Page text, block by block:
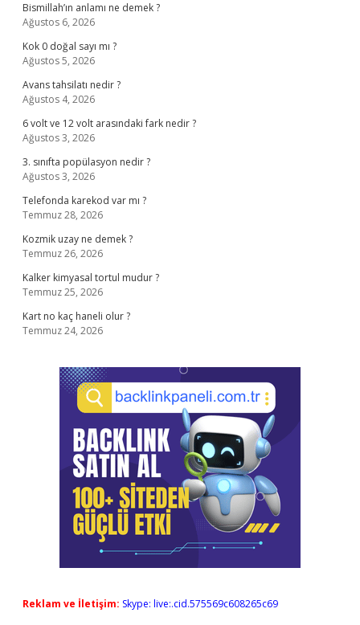
Bismillah’ın anlamı ne demek ?
Ağustos 6, 2026
Kok 0 doğal sayı mı ?
Ağustos 5, 2026
Avans tahsilatı nedir ?
Ağustos 4, 2026
6 volt ve 12 volt arasındaki fark nedir ?
Ağustos 3, 2026
3. sınıfta popülasyon nedir ?
Ağustos 3, 2026
Telefonda karekod var mı ?
Temmuz 28, 2026
Kozmik uzay ne demek ?
Temmuz 26, 2026
Kalker kimyasal tortul mudur ?
Temmuz 25, 2026
Kart no kaç haneli olur ?
Temmuz 24, 2026
Reklam ve İletişim: Skype: live:.cid.575569c608265c69